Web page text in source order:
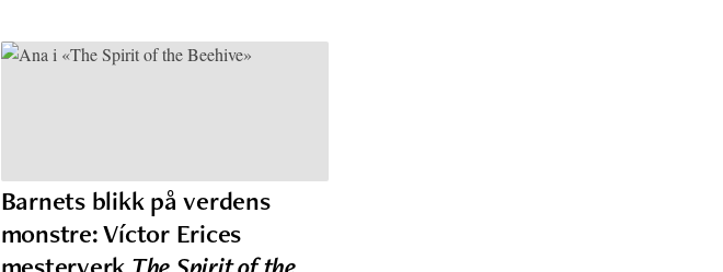
Barnets blikk på verdens
monstre: Víctor Erices